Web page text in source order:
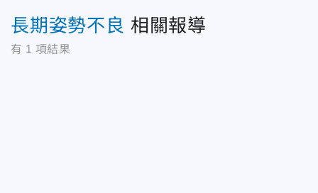
長期姿勢不良 相關報導
有 1 項結果